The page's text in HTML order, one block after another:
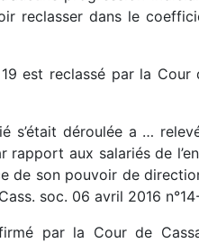
reclasser dans le
est reclassé par la Cour
s’était déroulée a …
rapport aux salariés de
de son pouvoir de
soc. 06 avril 2016
par la Cour de